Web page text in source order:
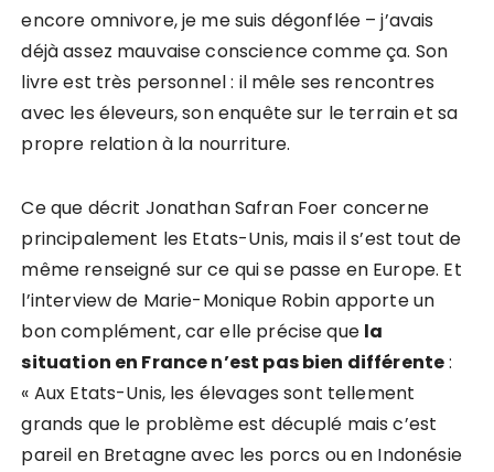
encore omnivore, je me suis dégonflée – j’avais
déjà assez mauvaise conscience comme ça. Son
livre est très personnel : il mêle ses rencontres
avec les éleveurs, son enquête sur le terrain et sa
propre relation à la nourriture.
Ce que décrit Jonathan Safran Foer concerne
principalement les Etats-Unis, mais il s’est tout de
même renseigné sur ce qui se passe en Europe. Et
l’interview de Marie-Monique Robin apporte un
bon complément, car elle précise que la
situation en France n’est pas bien différente:
« Aux Etats-Unis, les élevages sont tellement
grands que le problème est décuplé mais c’est
pareil en Bretagne avec les porcs ou en Indonésie